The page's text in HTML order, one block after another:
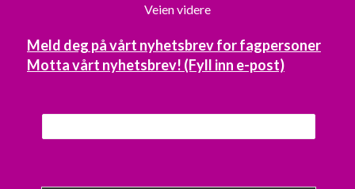
Veien videre
Meld deg på vårt nyhetsbrev for fagpersoner
Motta vårt nyhetsbrev! (Fyll inn e-post)